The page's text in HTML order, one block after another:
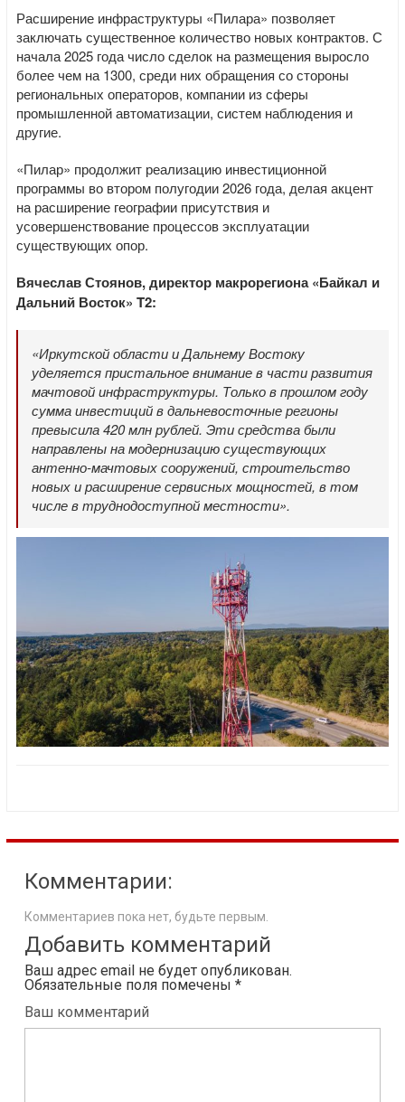
Расширение инфраструктуры «Пилара» позволяет
заключать существенное количество новых контрактов. С
начала 2025 года число сделок на размещения выросло
более чем на 1300, среди них обращения со стороны
региональных операторов, компании из сферы
промышленной автоматизации, систем наблюдения и
другие.
«Пилар» продолжит реализацию инвестиционной
программы во втором полугодии 2026 года, делая акцент
на расширение географии присутствия и
усовершенствование процессов эксплуатации
существующих опор.
Вячеслав Стоянов, директор макрорегиона «Байкал и
Дальний Восток» T2:
«Иркутской области и Дальнему Востоку
уделяется пристальное внимание в части развития
мачтовой инфраструктуры. Только в прошлом году
сумма инвестиций в дальневосточные регионы
превысила 420 млн рублей. Эти средства были
направлены на модернизацию существующих
антенно-мачтовых сооружений, строительство
новых и расширение сервисных мощностей, в том
числе в труднодоступной местности».
Комментарии:
Комментариев пока нет, будьте первым.
Добавить комментарий
Ваш адрес email не будет опубликован.
Обязательные поля помечены *
Ваш комментарий